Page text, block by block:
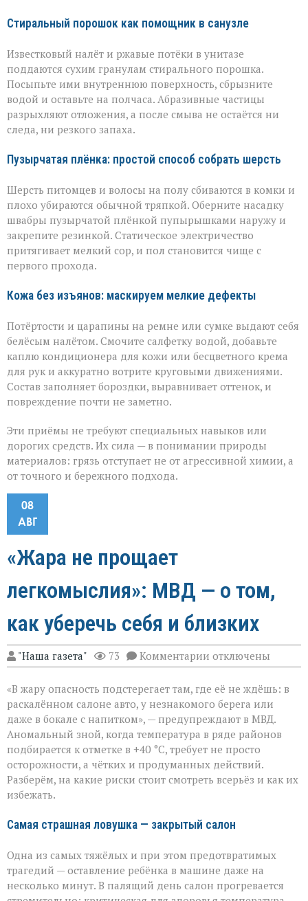
Стиральный порошок как помощник в санузле
Известковый налёт и ржавые потёки в унитазе
поддаются сухим гранулам стирального порошка.
Посыпьте ими внутреннюю поверхность, сбрызните
водой и оставьте на полчаса. Абразивные частицы
разрыхляют отложения, а после смыва не остаётся ни
следа, ни резкого запаха.
Пузырчатая плёнка: простой способ собрать шерсть
Шерсть питомцев и волосы на полу сбиваются в комки и
плохо убираются обычной тряпкой. Оберните насадку
швабры пузырчатой плёнкой пупырышками наружу и
закрепите резинкой. Статическое электричество
притягивает мелкий сор, и пол становится чище с
первого прохода.
Кожа без изъянов: маскируем мелкие дефекты
Потёртости и царапины на ремне или сумке выдают себя
белёсым налётом. Смочите салфетку водой, добавьте
каплю кондиционера для кожи или бесцветного крема
для рук и аккуратно вотрите круговыми движениями.
Состав заполняет бороздки, выравнивает оттенок, и
повреждение почти не заметно.
Эти приёмы не требуют специальных навыков или
дорогих средств. Их сила — в понимании природы
материалов: грязь отступает не от агрессивной химии, а
от точного и бережного подхода.
08
АВГ
«Жара не прощает
легкомыслия»: МВД — о том,
как уберечь себя и близких
"Наша газета" 73 Комментарии к
записи
не
прощает
легкомыслия»:
МВД — о
том,
как
уберечь
себя
и
отключены
«В жару опасность подстерегает там, где её не ждёшь: в
раскалённом салоне авто, у незнакомого берега или
даже в бокале с напитком», — предупреждают в МВД.
Аномальный зной, когда температура в ряде районов
подбирается к отметке в +40 °C, требует не просто
осторожности, а чётких и продуманных действий.
Разберём, на какие риски стоит смотреть всерьёз и как их
избежать.
Самая страшная ловушка — закрытый салон
Одна из самых тяжёлых и при этом предотвратимых
трагедий — оставление ребёнка в машине даже на
несколько минут. В палящий день салон прогревается